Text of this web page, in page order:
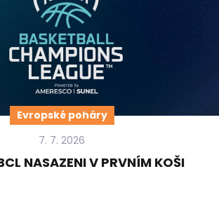
Evropské poháry
7. 7. 2026
NASAZENI V PRVNÍM KOŠI